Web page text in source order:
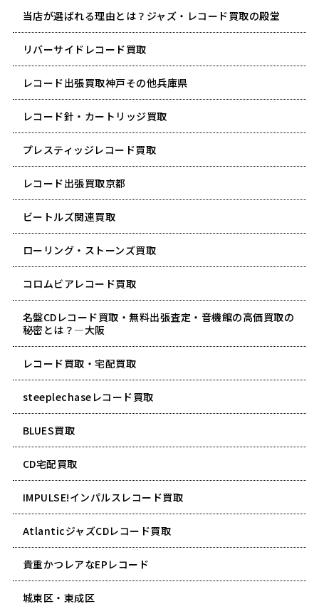
当店が選ばれる理由とは？ジャズ・レコード買取の殿堂
リバーサイドレコード買取
レコード出張買取神戸その他兵庫県
レコード針・カートリッジ買取
プレスティッジレコード買取
レコード出張買取京都
ビートルズ関連買取
ローリング・ストーンズ買取
コロムビアレコード買取
名盤CDレコード買取・無料出張査定・音機館の高価買取の
秘密とは？―大阪
レコード買取・宅配買取
steeplechaseレコード買取
BLUES買取
CD宅配買取
IMPULSE!インパルスレコード買取
AtlanticジャズCDレコード買取
貴重かつレアなEPレコード
城東区・東成区